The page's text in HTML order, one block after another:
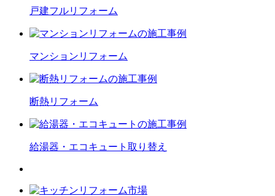
戸建フルリフォーム
マンション リフォーム
断熱リフォーム
給湯器・エコキュート 取り替え